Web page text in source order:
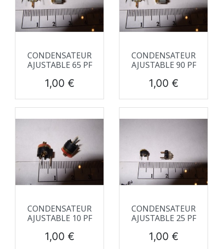
CONDENSATEUR
AJUSTABLE 65 PF
Prix
1,00 €
CONDENSATEUR
AJUSTABLE 90 PF
Prix
1,00 €
CONDENSATEUR
AJUSTABLE 10 PF
Prix
1,00 €
CONDENSATEUR
AJUSTABLE 25 PF
Prix
1,00 €